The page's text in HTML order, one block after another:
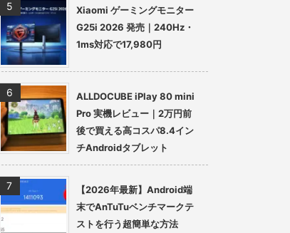
Xiaomi ゲーミングモニター
G25i 2026 発売｜240Hz・
1ms対応で17,980円
ALLDOCUBE iPlay 80 mini
Pro 実機レビュー｜2万円前
後で買える高コスパ8.4イン
チAndroidタブレット
【2026年最新】Android端
末でAnTuTuベンチマークテ
ストを行う超簡単な方法